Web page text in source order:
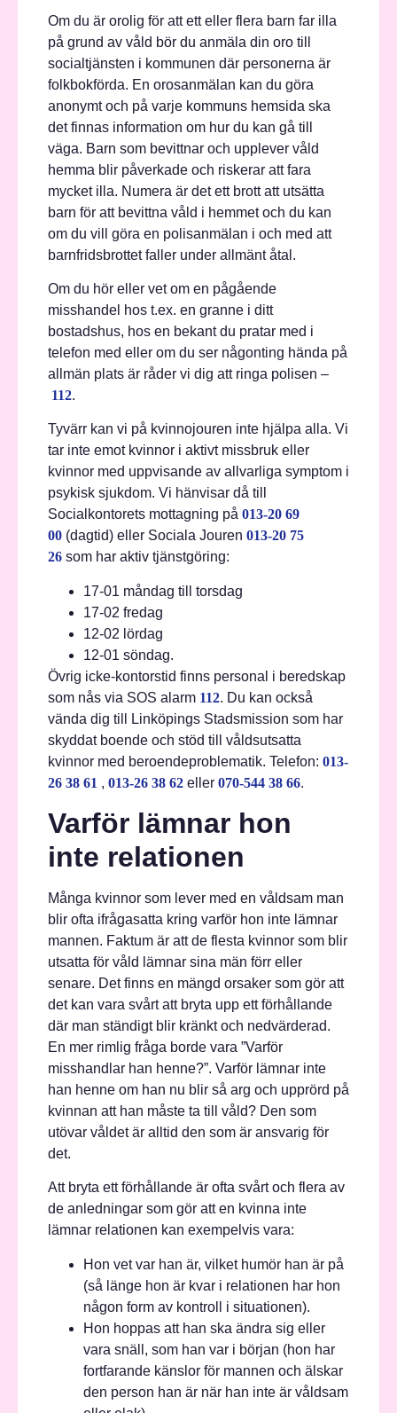
Om du är orolig för att ett eller flera barn far illa
på grund av våld bör du anmäla din oro till
socialtjänsten i kommunen där personerna är
folkbokförda. En orosanmälan kan du göra
anonymt och på varje kommuns hemsida ska
det finnas information om hur du kan gå till
väga. Barn som bevittnar och upplever våld
hemma blir påverkade och riskerar att fara
mycket illa. Numera är det ett brott att utsätta
barn för att bevittna våld i hemmet och du kan
om du vill göra en polisanmälan i och med att
barnfridsbrottet faller under allmänt åtal.
Om du hör eller vet om en pågående
misshandel hos t.ex. en granne i ditt
bostadshus, hos en bekant du pratar med i
telefon med eller om du ser någonting hända på
allmän plats är råder vi dig att ringa polisen –
112.
Tyvärr kan vi på kvinnojouren inte hjälpa alla. Vi
tar inte emot kvinnor i aktivt missbruk eller
kvinnor med uppvisande av allvarliga symptom i
psykisk sjukdom. Vi hänvisar då till
Socialkontorets mottagning på 013-20 69
00 (dagtid) eller Sociala Jouren 013-20 75
26 som har aktiv tjänstgöring:
17-01 måndag till torsdag
17-02 fredag
12-02 lördag
12-01 söndag.
Övrig icke-kontorstid finns personal i beredskap
som nås via SOS alarm 112. Du kan också
vända dig till Linköpings Stadsmission som har
skyddat boende och stöd till våldsutsatta
kvinnor med beroendeproblematik. Telefon: 013-
26 38 61 , 013-26 38 62 eller 070-544 38 66.
Varför lämnar hon
inte relationen
Många kvinnor som lever med en våldsam man
blir ofta ifrågasatta kring varför hon inte lämnar
mannen. Faktum är att de flesta kvinnor som blir
utsatta för våld lämnar sina män förr eller
senare. Det finns en mängd orsaker som gör att
det kan vara svårt att bryta upp ett förhållande
där man ständigt blir kränkt och nedvärderad.
En mer rimlig fråga borde vara ”Varför
misshandlar han henne?”. Varför lämnar inte
han henne om han nu blir så arg och upprörd på
kvinnan att han måste ta till våld? Den som
utövar våldet är alltid den som är ansvarig för
det.
Att bryta ett förhållande är ofta svårt och flera av
de anledningar som gör att en kvinna inte
lämnar relationen kan exempelvis vara:
Hon vet var han är, vilket humör han är på
(så länge hon är kvar i relationen har hon
någon form av kontroll i situationen).
Hon hoppas att han ska ändra sig eller
vara snäll, som han var i början (hon har
fortfarande känslor för mannen och älskar
den person han är när han inte är våldsam